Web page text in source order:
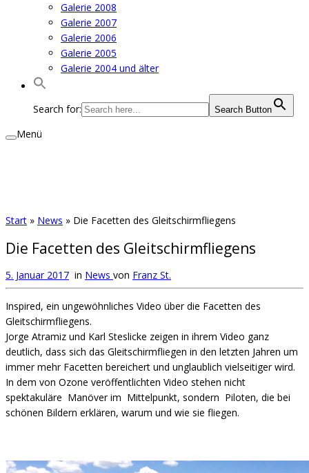
Galerie 2008
Galerie 2007
Galerie 2006
Galerie 2005
Galerie 2004 und älter
Search for: Search Button
Menü
Start » News » Die Facetten des Gleitschirmfliegens
Die Facetten des Gleitschirmfliegens
5. Januar 2017 in News von Franz St.
Inspired, ein ungewöhnliches Video über die Facetten des
Gleitschirmfliegens.
Jorge Atramiz und Karl Steslicke zeigen in ihrem Video ganz
deutlich, dass sich das Gleitschirmfliegen in den letzten Jahren um
immer mehr Facetten bereichert und unglaublich vielseitiger wird.
In dem von Ozone veröffentlichten Video stehen nicht
spektakuläre Manöver im Mittelpunkt, sondern Piloten, die bei
schönen Bildern erklären, warum und wie sie fliegen.